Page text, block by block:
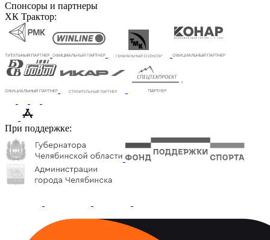
Спонсоры и партнеры
ХК Трактор:
При поддержке: